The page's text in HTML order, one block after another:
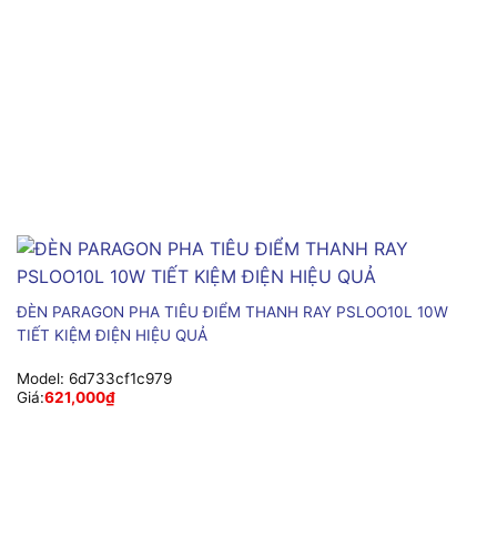
ĐÈN PARAGON PHA TIÊU ĐIỂM THANH RAY PSLOO10L 10W
TIẾT KIỆM ĐIỆN HIỆU QUẢ
Model: 6d733cf1c979
Giá:621,000₫